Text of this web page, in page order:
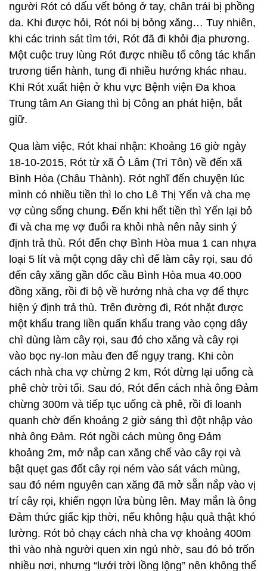
người Rót có dấu vết bỏng ở tay, chân trái bị phồng
da. Khi được hỏi, Rót nói bị bỏng xăng… Tuy nhiên,
khi các trinh sát tìm tới, Rót đã đi khỏi địa phương.
Một cuộc truy lùng Rót được nhiều tổ công tác khẩn
trương tiến hành, tung đi nhiều hướng khác nhau.
Khi Rót xuất hiện ở khu vực Bệnh viện Đa khoa
Trung tâm An Giang thì bị Công an phát hiện, bắt
giữ.
Qua làm việc, Rót khai nhận: Khoảng 16 giờ ngày
18-10-2015, Rót từ xã Ô Lâm (Tri Tôn) về đến xã
Bình Hòa (Châu Thành). Rót nghĩ đến chuyện lúc
mình có nhiều tiền thì lo cho Lê Thị Yến và cha mẹ
vợ cùng sống chung. Đến khi hết tiền thì Yến lại bỏ
đi và cha mẹ vợ đuổi ra khỏi nhà nên nảy sinh ý
định trả thù. Rót đến chợ Bình Hòa mua 1 can nhựa
loại 5 lít và một cọng dây chì để làm cây rọi, sau đó
đến cây xăng gần dốc cầu Bình Hòa mua 40.000
đồng xăng, rồi đi bộ về hướng nhà cha vợ để thực
hiện ý định trả thù. Trên đường đi, Rót nhặt được
một khẩu trang liền quấn khẩu trang vào cọng dây
chì dùng làm cây rọi, sau đó cho xăng và cây rọi
vào bọc ny-lon màu đen để ngụy trang. Khi còn
cách nhà cha vợ chừng 2 km, Rót dừng lại uống cà
phê chờ trời tối. Sau đó, Rót đến cách nhà ông Đảm
chừng 300m và tiếp tục uống cà phê, rồi đi loanh
quanh chờ đến khoảng 2 giờ sáng thì đột nhập vào
nhà ông Đảm. Rót ngồi cách mùng ông Đảm
khoảng 2m, mở nắp can xăng chế vào cây rọi và
bật quẹt gas đốt cây rọi ném vào sát vách mùng,
sau đó ném nguyên can xăng đã mở sẵn nắp vào vị
trí cây rọi, khiến ngọn lửa bùng lên. May mắn là ông
Đảm thức giấc kịp thời, nếu không hậu quả thật khó
lường. Rót bỏ chạy cách nhà cha vợ khoảng 400m
thì vào nhà người quen xin ngủ nhờ, sau đó bỏ trốn
nhiều nơi, nhưng “lưới trời lồng lộng” nên không thể